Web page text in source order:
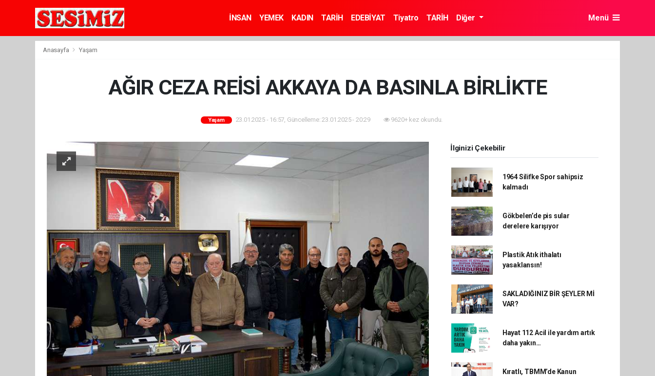
İNSAN YEMEK KADIN TARİH EDEBİYAT Tiyatro TARİH Diğer Menü
Anasayfa Yaşam
AĞIR CEZA REİSİ AKKAYA DA BASINLA BİRLİKTE
Yaşam 23.01.2025 - 16:57, Güncelleme: 23.01.2025 - 20:29 9620+ kez okundu.
İlginizi Çekebilir
1964 Silifke Spor sahipsiz
kalmadı
Gökbelen’de pis sular
derelere karışıyor
Plastik Atık ithalatı
yasaklansın!
SAKLADIĞINIZ BİR ŞEYLER Mİ
VAR?
Hayat 112 Acil ile yardım artık
daha yakın…
Kıratlı, TBMM’de Kanun